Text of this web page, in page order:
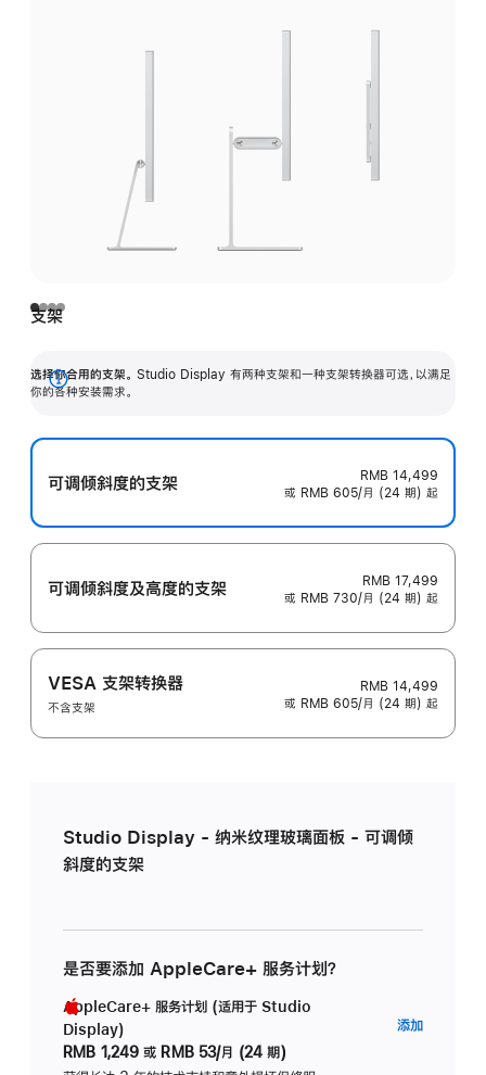
支架
选择你合用的支架。 Studio Display 有两种支架和一种支架转换器可选，以满足
你的各种安装需求。
展
可调倾斜度的支架
RMB 14,499
或 RMB 605/月 (24 期) 起
可调倾斜度及高‍度的支‍架
RMB 17,499
或 RMB 730/月 (24 期) 起
VESA 支架转换器
不含支架
RMB 14,499
或 RMB 605/月 (24 期) 起
Studio Display - 纳米纹理玻璃面板 - 可调倾
斜度的支架
是否要添加 AppleCare+ 服务计划？
AppleCare+ 服务计划 (适用于 Studio
Display)
RMB 1,249 或 RMB 53/月 (24 期)
添加